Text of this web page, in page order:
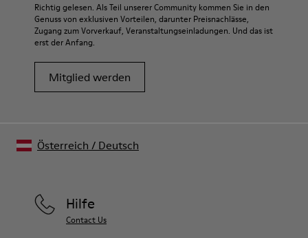
Richtig gelesen. Als Teil unserer Community kommen Sie in den
Genuss von exklusiven Vorteilen, darunter Preisnachlässe,
Zugang zum Vorverkauf, Veranstaltungseinladungen. Und das ist
erst der Anfang.
Mitglied werden
Hilfe
Contact Us
Österreich / Deutsch